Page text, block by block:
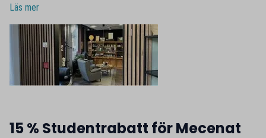
Läs mer
15 % Studentrabatt för Mecenat